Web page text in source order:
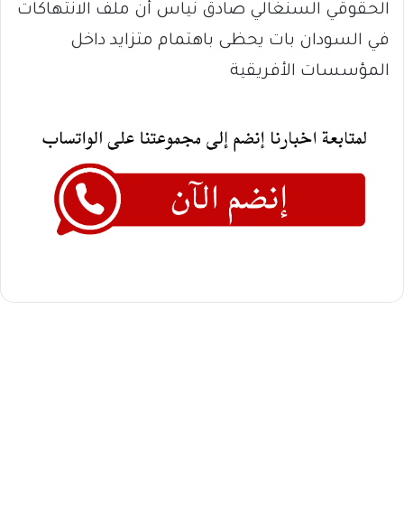
الحقوقي السنغالي صادق نياس أن ملف الانتهاكات
في السودان بات يحظى باهتمام متزايد داخل
المؤسسات الأفريقية